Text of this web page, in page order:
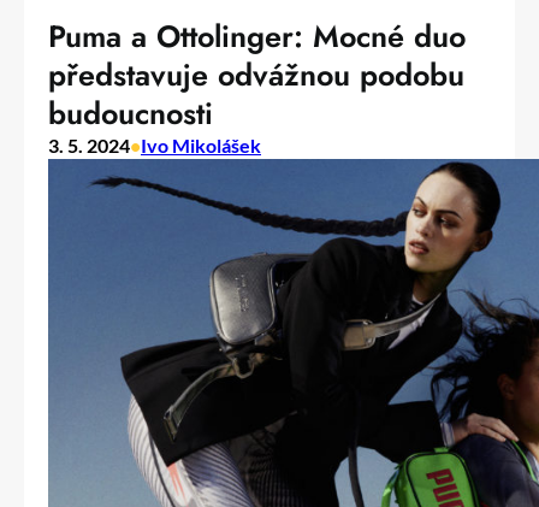
Puma a Ottolinger: Mocné duo
představuje odvážnou podobu
budoucnosti
3. 5. 2024•Ivo Mikolášek